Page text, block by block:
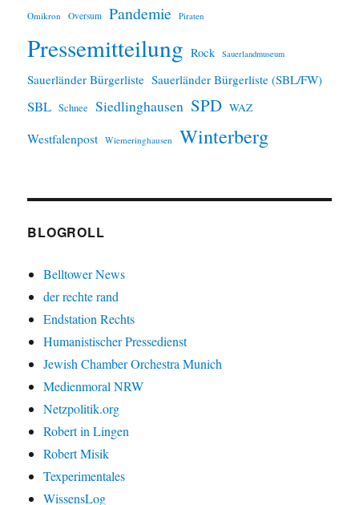
Omikron Oversum Pandemie Piraten
Pressemitteilung Rock Sauerlandmuseum
Sauerländer Bürgerliste Sauerländer Bürgerliste (SBL/FW)
SBL Schnee Siedlinghausen SPD WAZ
Westfalenpost Wiemeringhausen Winterberg
BLOGROLL
Belltower News
der rechte rand
Endstation Rechts
Humanistischer Pressedienst
Jewish Chamber Orchestra Munich
Medienmoral NRW
Netzpolitik.org
Robert in Lingen
Robert Misik
Texperimentales
WissensLog